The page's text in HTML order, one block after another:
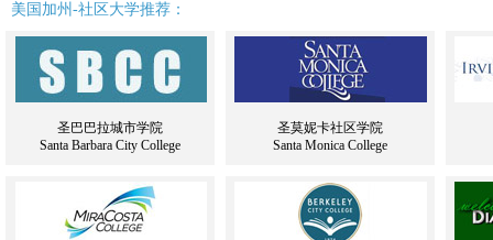
美国加州-社区大学推荐：
圣巴巴拉城市学院
Santa Barbara City College
圣莫妮卡社区学院
Santa Monica College